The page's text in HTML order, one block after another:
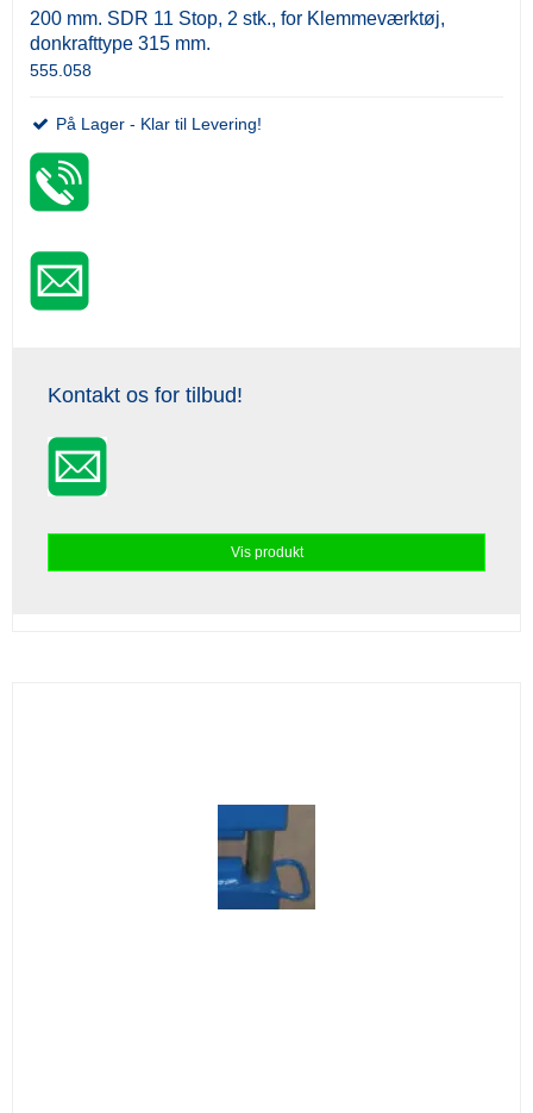
200 mm. SDR 11 Stop, 2 stk., for Klemmeværktøj,
donkrafttype 315 mm.
555.058
På Lager - Klar til Levering!
Kontakt os for tilbud!
Vis produkt